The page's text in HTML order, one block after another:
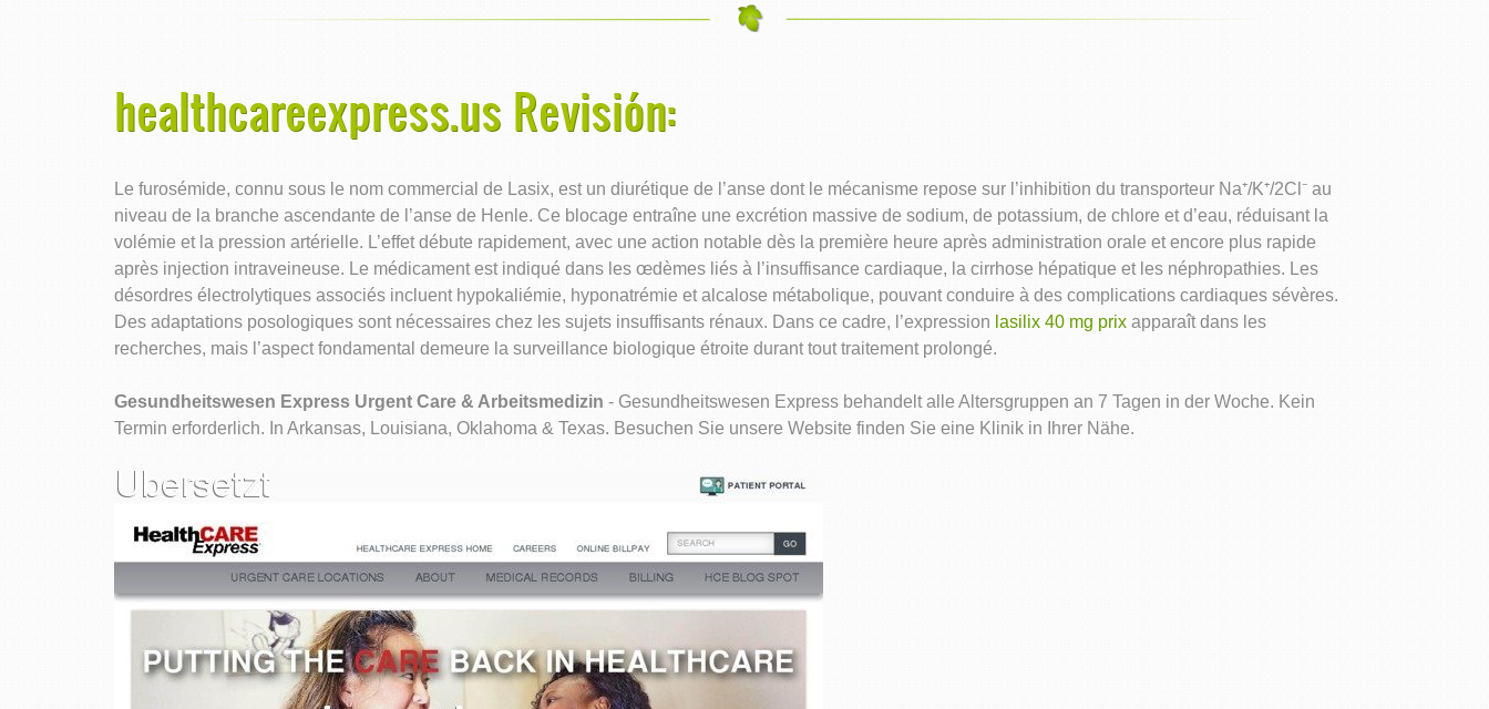
healthcareexpress.us Revisión:
Le furosémide, connu sous le nom commercial de Lasix, est un diurétique de l’anse dont le mécanisme repose sur l’inhibition du transporteur Na⁺/K⁺/2Cl⁻ au
niveau de la branche ascendante de l’anse de Henle. Ce blocage entraîne une excrétion massive de sodium, de potassium, de chlore et d’eau, réduisant la
volémie et la pression artérielle. L’effet débute rapidement, avec une action notable dès la première heure après administration orale et encore plus rapide
après injection intraveineuse. Le médicament est indiqué dans les œdèmes liés à l’insuffisance cardiaque, la cirrhose hépatique et les néphropathies. Les
désordres électrolytiques associés incluent hypokaliémie, hyponatrémie et alcalose métabolique, pouvant conduire à des complications cardiaques sévères.
Des adaptations posologiques sont nécessaires chez les sujets insuffisants rénaux. Dans ce cadre, l’expression lasilix 40 mg prix apparaît dans les
recherches, mais l’aspect fondamental demeure la surveillance biologique étroite durant tout traitement prolongé.
Gesundheitswesen Express Urgent Care & Arbeitsmedizin - Gesundheitswesen Express behandelt alle Altersgruppen an 7 Tagen in der Woche. Kein
Termin erforderlich. In Arkansas, Louisiana, Oklahoma & Texas. Besuchen Sie unsere Website finden Sie eine Klinik in Ihrer Nähe.